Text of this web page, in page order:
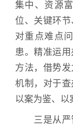
集中、资源
位、关键环节
对重点难点
患。精准运
方法，借势
机制，对于
以案为鉴、以
三是从严